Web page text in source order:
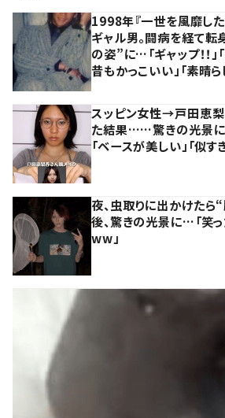
1998年『一世を風靡し
ギャル男。闘病を経て
の姿”に…「ギャップ！！」
昔もかっこいい」「素晴ら
スッピン女性→戸田恵梨
た結果……驚きの光景に
「ベースが美しい」「似すぎ
夜、虫取りに出かけた
後、驚きの光景に…「笑っ
ww」